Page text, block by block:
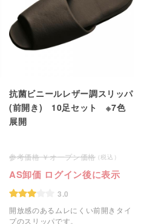
抗菌ビニールレザー調スリッパ
(前開き) 10足セット ※7色
展開
オープン価格
AS卸価 ログイン後に表示
3.0
開放感のあるムレにくい前開きタイ
プのスリッパです。